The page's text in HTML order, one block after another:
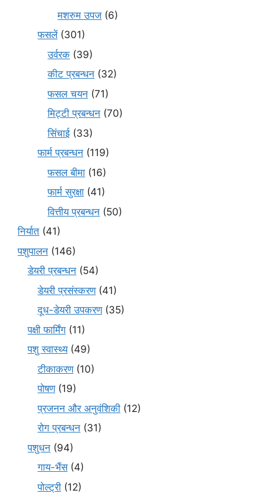
मशरुम उपज (6)
फसलें(301)
उर्वरक (39)
कीट प्रबन्धन (32)
फसल चयन (71)
मि‌ट्टी प्रबन्धन (70)
सिंचाई (33)
फार्म प्रबन्धन (119)
फसल बीमा (16)
फार्म सुरक्षा (41)
वित्तीय प्रबन्धन (50)
निर्यात (41)
पशुपालन (146)
डेयरी प्रबन्धन (54)
डेयरी प्रसंस्करण(41)
दूध-डेयरी उपकरण(35)
पक्षी फार्मिंग (11)
पशु स्वास्थ्य(49)
टीकाकरण(10)
पोषण(19)
प्रजनन और अनुवंशिकी (12)
रोग प्रबन्धन (31)
पशुधन (94)
गाय-भैंस(4)
पोल्ट्री (12)